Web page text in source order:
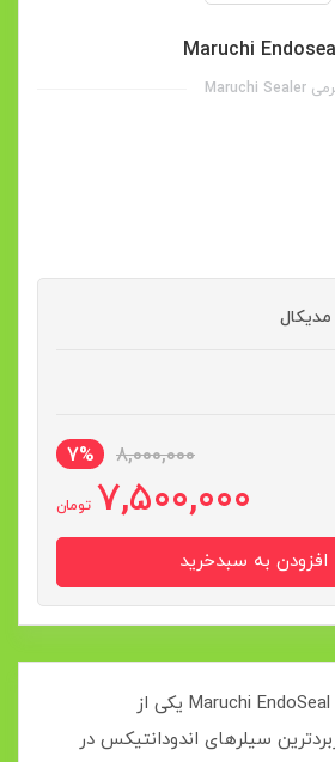
8,000,000
7%
7,500,000 تومان
معرفی محصولMaruchi EndoSeal MTA یکی از
سیلرهای اندودانتیکس در